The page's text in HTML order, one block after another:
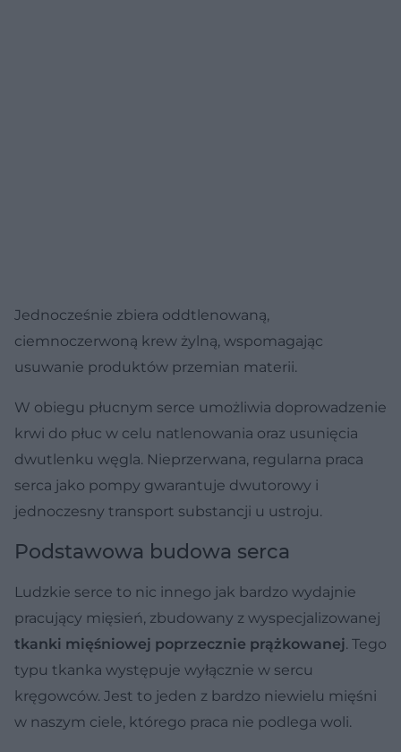
Jednocześnie zbiera oddtlenowaną,
ciemnoczerwoną krew żylną, wspomagając
usuwanie produktów przemian materii.
W obiegu płucnym serce umożliwia doprowadzenie
krwi do płuc w celu natlenowania oraz usunięcia
dwutlenku węgla. Nieprzerwana, regularna praca
serca jako pompy gwarantuje dwutorowy i
jednoczesny transport substancji u ustroju.
Podstawowa budowa serca
Ludzkie serce to nic innego jak bardzo wydajnie
pracujący mięsień, zbudowany z wyspecjalizowanej
tkanki mięśniowej poprzecznie prążkowanej. Tego
typu tkanka występuje wyłącznie w sercu
kręgowców. Jest to jeden z bardzo niewielu mięśni
w naszym ciele, którego praca nie podlega woli.